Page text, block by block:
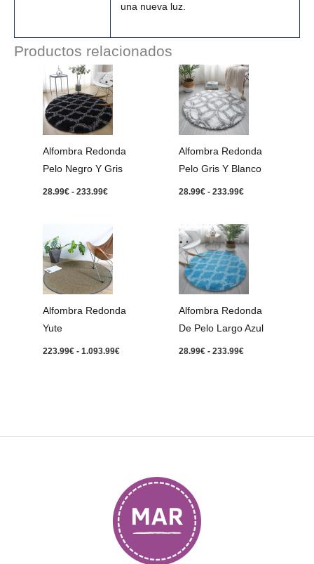
una nueva luz.
Productos relacionados
Alfombra Redonda
Pelo Negro Y Gris
28.99€ - 233.99€
Rango
de
precios:
desde
28.99€
hasta
233.99€
Alfombra Redonda
Pelo Gris Y Blanco
28.99€ - 233.99€
Rango
de
precios:
desde
28.99€
233.99€
Alfombra Redonda
Yute
223.99€ - 1.093.99€
Alfombra Redonda
De Pelo Largo Azul
28.99€ - 233.99€
Rango
de
desde
28.99€
233.99€